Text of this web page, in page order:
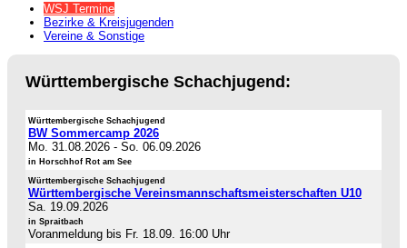
WSJ Termine
Bezirke & Kreisjugenden
Vereine & Sonstige
Württembergische Schachjugend:
Württembergische Schachjugend
BW Sommercamp 2026
Mo. 31.08.2026 - So. 06.09.2026
in Horschhof Rot am See
Württembergische Schachjugend
Württembergische Vereinsmannschaftsmeisterschaften U10
Sa. 19.09.2026
in Spraitbach
Voranmeldung bis Fr. 18.09. 16:00 Uhr